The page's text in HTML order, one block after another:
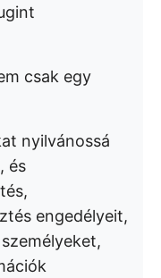
csak egy
nyilvánossá
és
engedélyeit,